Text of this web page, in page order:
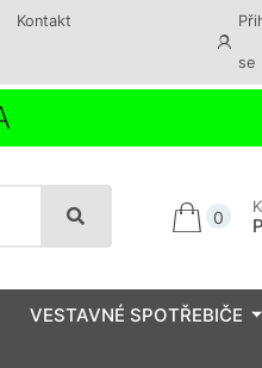
Kontakt
se
0
VESTAVNÉ SPOTŘEBIČE